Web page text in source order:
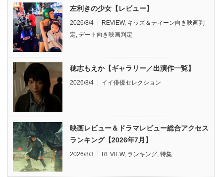
左利きの少女【レビュー】
2026/8/4 REVIEW, キッズ＆ティーン向き映画判
定, デート向き映画判定
穂志もえか【ギャラリー／出演作一覧】
2026/8/4 イイ俳優セレクション
映画レビュー＆ドラマレビュー総合アクセス
ランキング【2026年7月】
2026/8/3 REVIEW, ランキング, 特集